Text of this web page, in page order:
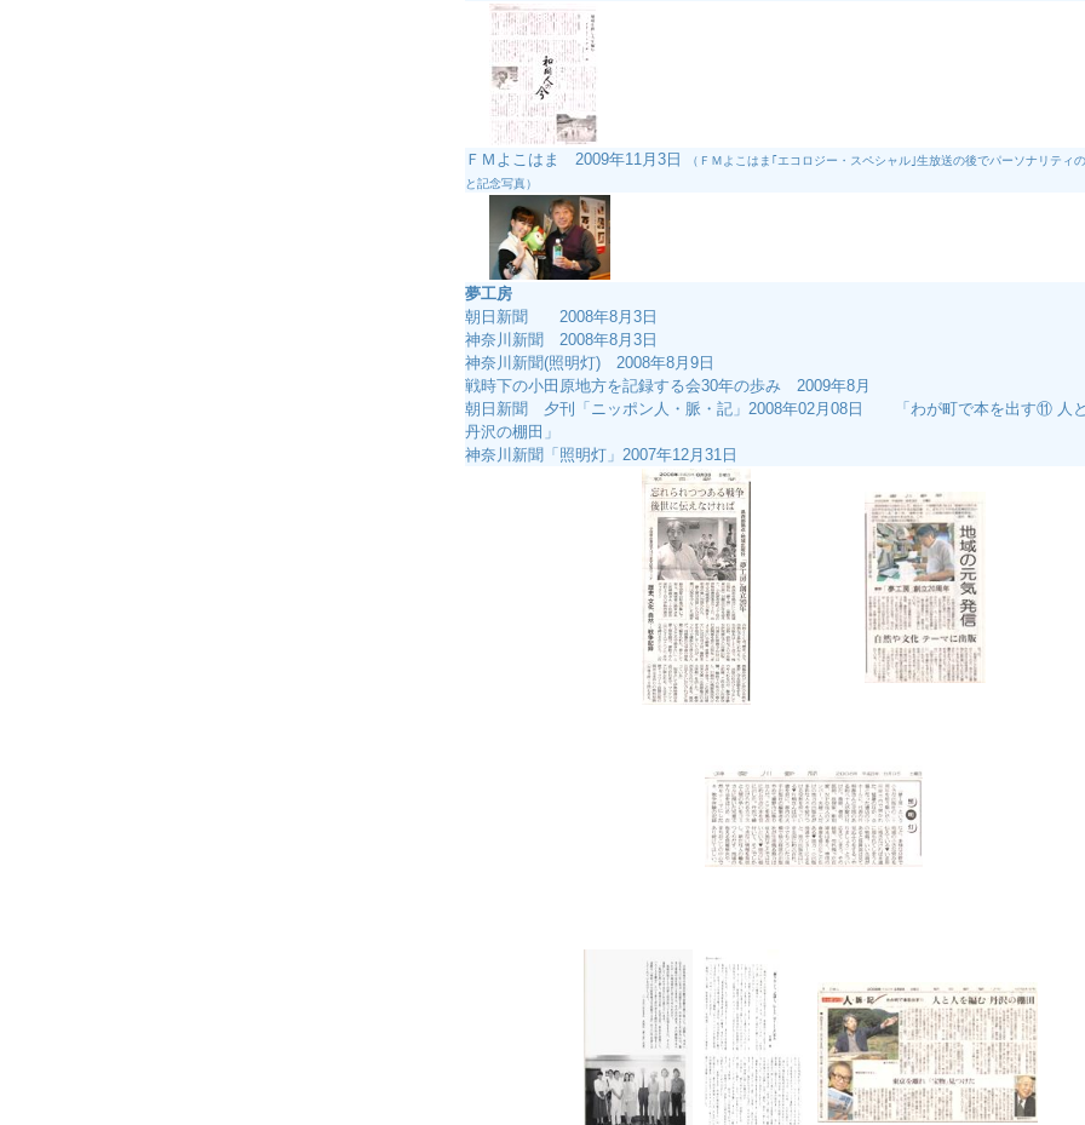
ＦＭよこはま 2009年11月3日
（ＦＭよこはま｢エコロジー・スペシャル｣生放送の後でパーソナリティ
と記念写真）
夢工房
朝日新聞 2008年8月3日
神奈川新聞 2008年8月3日
神奈川新聞(照明灯) 2008年8月9日
戦時下の小田原地方を記録する会30年の歩み 2009年8月
朝日新聞 夕刊「ニッポン人・脈・記」2008年02月08日 「わが町で本を出す⑪ 人
丹沢の棚田」
神奈川新聞「照明灯」2007年12月31日